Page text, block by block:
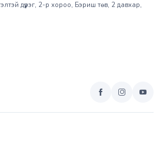
дүүрэг, 2-р хороо, Бэриш төв, 2 давхар,